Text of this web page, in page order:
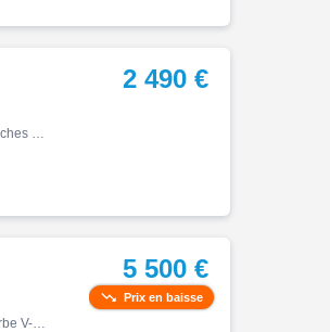
Xv, 06/1990, 27000 km, Essence, 535cm³, Couleur gris, 2490 € Equipements : Démarches administratives sur place,Essai sur rendez-vous,Gravage possible,Livraison possible,Prix hors frais d'immatriculation,Transport possible,Entretien à jour,Dépôt-vente
2 490 €
Xv, 10/2000, 27797 km, Essence, 1100cm³, Couleur noir, 5500 € Equipements : Superbe V-Twin de 1063cc développant 62cv din (7570 tr/min), ce 1100 Dragstar Classic est un 3ème main mis en circulation le 02/10/2000. Couple 8.70 mkg à 2500 tr/min. Transmission secondaire par cardan.…
5 500 €
Prix en baisse